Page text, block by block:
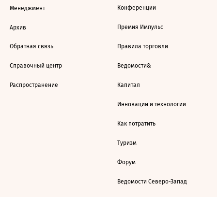
Менеджмент
Архив
Обратная связь
Справочный центр
Распространение
Конференции
Премия Импульс
Правила торговли
Ведомости&
Капитал
Инновации и технологии
Как потратить
Туризм
Форум
Ведомости Северо-Запад